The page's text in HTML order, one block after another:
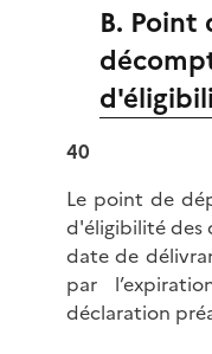
B.
40
Le point de
d'éligibilité des
date de
par
déclaration